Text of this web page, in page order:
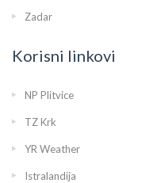
Zadar
Korisni linkovi
NP Plitvice
TZ Krk
YR Weather
Istralandija